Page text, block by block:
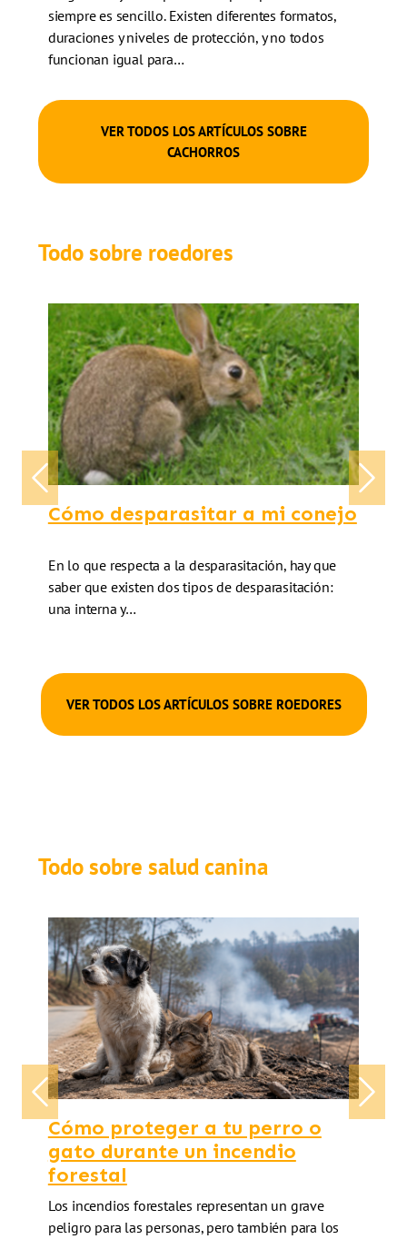
siempre es sencillo. Existen diferentes formatos,
duraciones y niveles de protección, y no todos
funcionan igual para…
VER TODOS LOS ARTÍCULOS SOBRE
CACHORROS
Todo sobre roedores
Cómo desparasitar a mi conejo
En lo que respecta a la desparasitación, hay que
saber que existen dos tipos de desparasitación:
una interna y…
Previous Next
VER TODOS LOS ARTÍCULOS SOBRE ROEDORES
Todo sobre salud canina
Cómo proteger a tu perro o
gato durante un incendio
forestal
Los incendios forestales representan un grave
peligro para las personas, pero también para los
Previous Next